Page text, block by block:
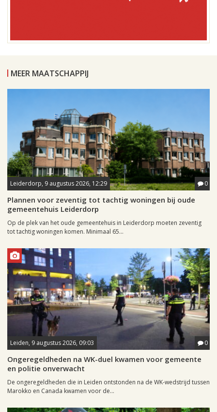
MEER MAATSCHAPPIJ
Leiderdorp, 9 augustus 2026, 12:29 0
Plannen voor zeventig tot tachtig woningen bij oude
gemeentehuis Leiderdorp
Op de plek van het oude gemeentehuis in Leiderdorp moeten zeventig
tot tachtig woningen komen. Minimaal 65...
Leiden, 9 augustus 2026, 09:03 0
Ongeregeldheden na WK-duel kwamen voor gemeente
en politie onverwacht
De ongeregeldheden die in Leiden ontstonden na de WK-wedstrijd tussen
Marokko en Canada kwamen voor de...